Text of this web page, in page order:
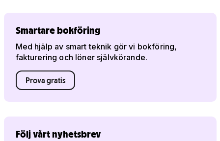
Smartare bokföring
Med hjälp av smart teknik gör vi bokföring,
fakturering och löner självkörande.
Prova gratis
Följ vårt nyhetsbrev